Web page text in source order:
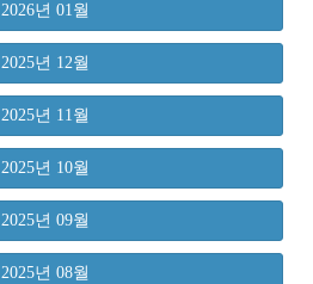
2026년 01월
2025년 12월
2025년 11월
2025년 10월
2025년 09월
2025년 08월